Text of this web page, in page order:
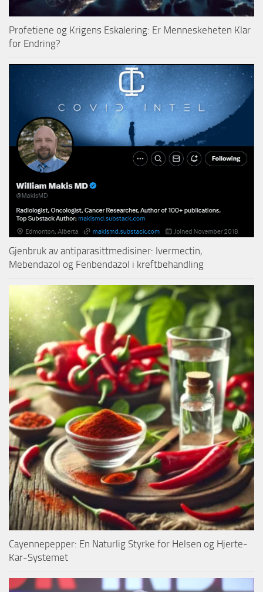
Profetiene og Krigens Eskalering: Er Menneskeheten Klar
for Endring?
Gjenbruk av antiparasittmedisiner: Ivermectin,
Mebendazol og Fenbendazol i kreftbehandling
Cayennepepper: En Naturlig Styrke for Helsen og Hjerte-
Kar-Systemet